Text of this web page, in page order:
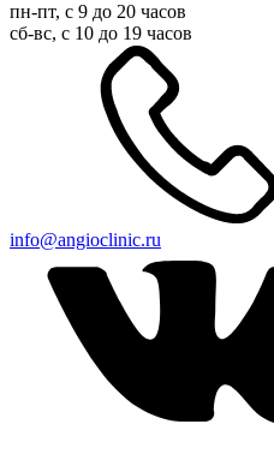
пн-пт, с 9 до 20 часов
сб-вс, с 10 до 19 часов
info@angioclinic.ru